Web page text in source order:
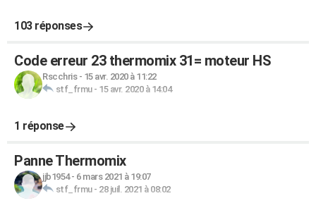
103 réponses
Code erreur 23 thermomix 31= moteur HS
Rscchris- 15 avr. 2020 à 11:22
stf_frmu- 15 avr. 2020 à 14:04
1 réponse
Panne Thermomix
jjb1954- 6 mars 2021 à 19:07
stf_frmu- 28 juil. 2021 à 08:02